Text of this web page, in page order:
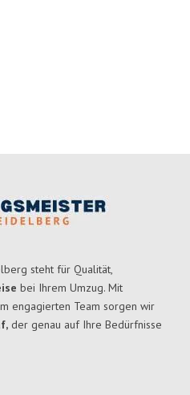
steht für Qualität,
bei Ihrem Umzug. Mit
engagierten Team sorgen wir
der genau auf Ihre Bedürfnisse